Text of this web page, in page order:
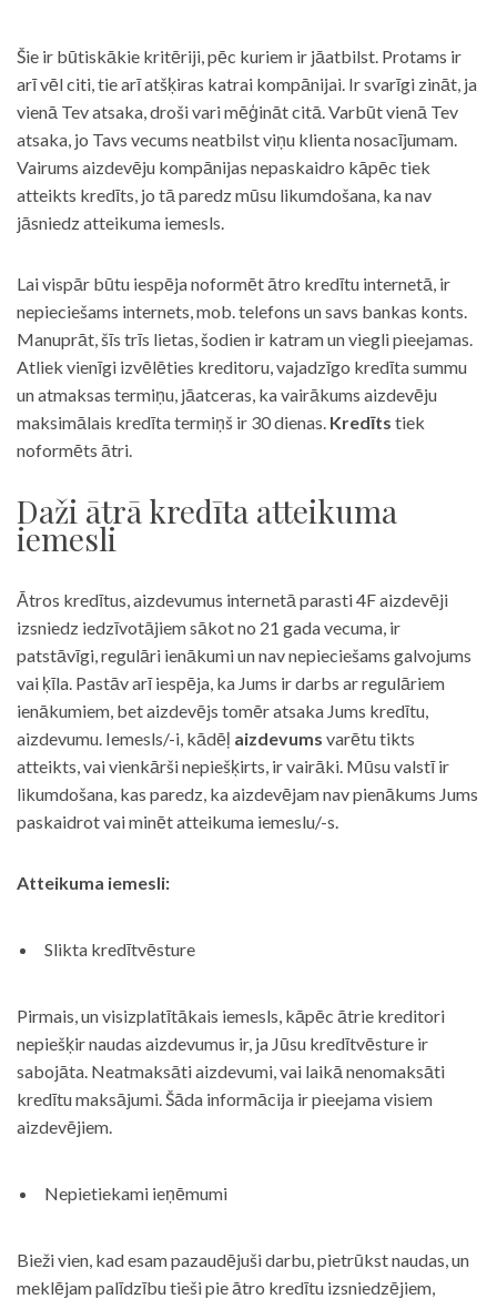
Šie ir būtiskākie kritēriji, pēc kuriem ir jāatbilst. Protams ir
arī vēl citi, tie arī atšķiras katrai kompānijai. Ir svarīgi zināt, ja
vienā Tev atsaka, droši vari mēģināt citā. Varbūt vienā Tev
atsaka, jo Tavs vecums neatbilst viņu klienta nosacījumam.
Vairums aizdevēju kompānijas nepaskaidro kāpēc tiek
atteikts kredīts, jo tā paredz mūsu likumdošana, ka nav
jāsniedz atteikuma iemesls.
Lai vispār būtu iespēja noformēt ātro kredītu internetā, ir
nepieciešams internets, mob. telefons un savs bankas konts.
Manuprāt, šīs trīs lietas, šodien ir katram un viegli pieejamas.
Atliek vienīgi izvēlēties kreditoru, vajadzīgo kredīta summu
un atmaksas termiņu, jāatceras, ka vairākums aizdevēju
maksimālais kredīta termiņš ir 30 dienas. Kredīts tiek
noformēts ātri.
Daži ātrā kredīta atteikuma
iemesli
Ātros kredītus, aizdevumus internetā parasti 4F aizdevēji
izsniedz iedzīvotājiem sākot no 21 gada vecuma, ir
patstāvīgi, regulāri ienākumi un nav nepieciešams galvojums
vai ķīla. Pastāv arī iespēja, ka Jums ir darbs ar regulāriem
ienākumiem, bet aizdevējs tomēr atsaka Jums kredītu,
aizdevumu. Iemesls/-i, kādēļ aizdevums varētu tikts
atteikts, vai vienkārši nepiešķirts, ir vairāki. Mūsu valstī ir
likumdošana, kas paredz, ka aizdevējam nav pienākums Jums
paskaidrot vai minēt atteikuma iemeslu/-s.
Atteikuma iemesli:
Slikta kredītvēsture
Pirmais, un visizplatītākais iemesls, kāpēc ātrie kreditori
nepiešķir naudas aizdevumus ir, ja Jūsu kredītvēsture ir
sabojāta. Neatmaksāti aizdevumi, vai laikā nenomaksāti
kredītu maksājumi. Šāda informācija ir pieejama visiem
aizdevējiem.
Nepietiekami ieņēmumi
Bieži vien, kad esam pazaudējuši darbu, pietrūkst naudas, un
meklējam palīdzību tieši pie ātro kredītu izsniedzējiem,